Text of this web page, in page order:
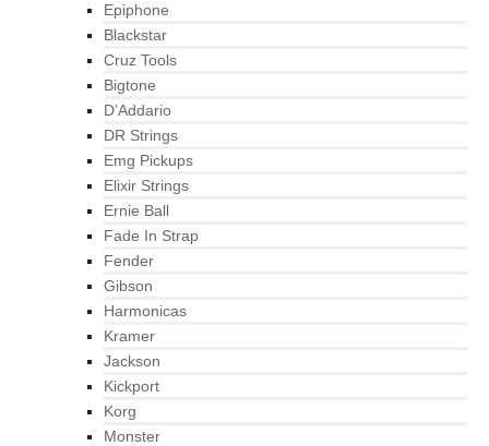
Epiphone
Blackstar
Cruz Tools
Bigtone
D’Addario
DR Strings
Emg Pickups
Elixir Strings
Ernie Ball
Fade In Strap
Fender
Gibson
Harmonicas
Kramer
Jackson
Kickport
Korg
Monster